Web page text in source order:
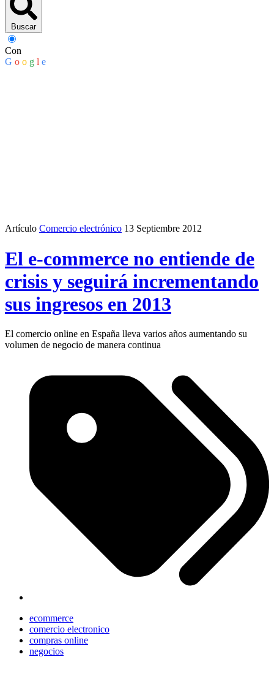
Buscar
Con
G o o g l e
Artículo Comercio electrónico 13 Septiembre 2012
El e-commerce no entiende de
crisis y seguirá incrementando
sus ingresos en 2013
El comercio online en España lleva varios años aumentando su
volumen de negocio de manera continua
ecommerce
comercio electronico
compras online
negocios